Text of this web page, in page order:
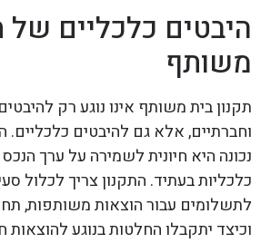
היבטים כלכליים של
משותף
תקנון בית משותף אינו נוגע רק
וחברתיים, אלא גם להיבטים כלכליים.
נכונה היא חיונית לשמירה על ערך הנכס
כלכליות בעתיד. התקנון צריך לכלול
לתשלומים עבור הוצאות משותפות,
וכיצד יתקבלו החלטות בנוגע להוצאות